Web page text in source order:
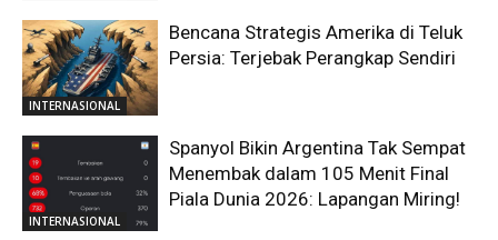
INTERNASIONAL
Bencana Strategis Amerika di Teluk
Persia: Terjebak Perangkap Sendiri
INTERNASIONAL
Spanyol Bikin Argentina Tak Sempat
Menembak dalam 105 Menit Final
Piala Dunia 2026: Lapangan Miring!